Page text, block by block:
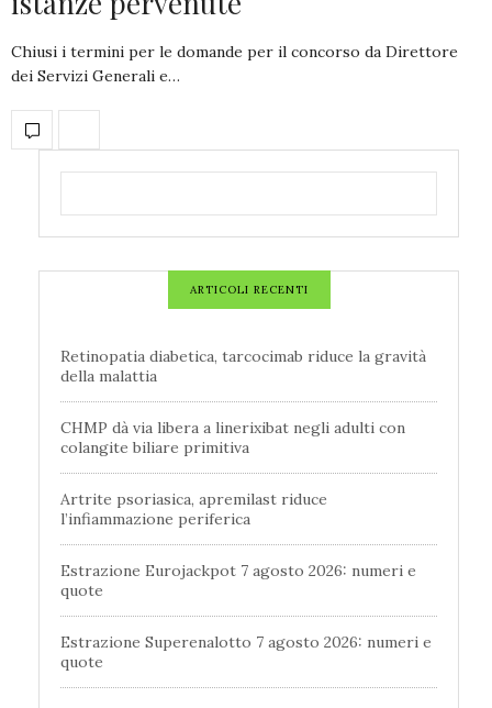
Chiusi i termini per le domande per il concorso da Direttore
dei Servizi Generali e…
ARTICOLI RECENTI
Retinopatia diabetica, tarcocimab riduce la gravità
della malattia
CHMP dà via libera a linerixibat negli adulti con
colangite biliare primitiva
Artrite psoriasica, apremilast riduce
l’infiammazione periferica
Estrazione Eurojackpot 7 agosto 2026: numeri e
quote
Estrazione Superenalotto 7 agosto 2026: numeri e
quote